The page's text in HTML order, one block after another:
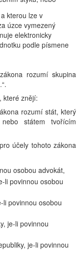
kterou lze v
úzce vymezený
elektronicky
podle písmene
rozumí skupina
které znějí:
rozumí stát, který
státem tvořícím
účely tohoto zákona
osobou advokát,
li povinnou osobou
li povinnou osobou
je-li povinnou
je-li povinnou